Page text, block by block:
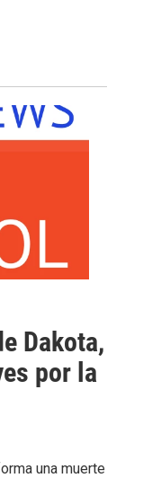
Dakota,
por la
una muerte